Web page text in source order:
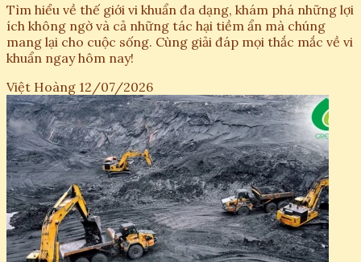
Tìm hiểu về thế giới vi khuẩn đa dạng, khám phá những lợi
ích không ngờ và cả những tác hại tiềm ẩn mà chúng
mang lại cho cuộc sống. Cùng giải đáp mọi thắc mắc về vi
khuẩn ngay hôm nay!
Việt Hoàng 12/07/2026